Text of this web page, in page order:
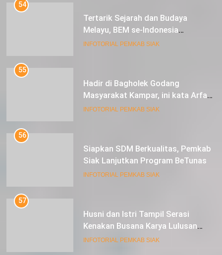
54
Tertarik Sejarah dan Budaya
Melayu, BEM se-Indonesia
Berkunjung ke Kabupaten Siak
INFOTORIAL PEMKAB SIAK
55
Hadir di Bagholek Godang
Masyarakat Kampar, ini kata Arfan
Usman
INFOTORIAL PEMKAB SIAK
56
Siapkan SDM Berkualitas, Pemkab
Siak Lanjutkan Program BeTunas
INFOTORIAL PEMKAB SIAK
57
Husni dan Istri Tampil Serasi
Kenakan Busana Karya Lulusan
SMK Pariwisata Siak, di Lancang
INFOTORIAL PEMKAB SIAK